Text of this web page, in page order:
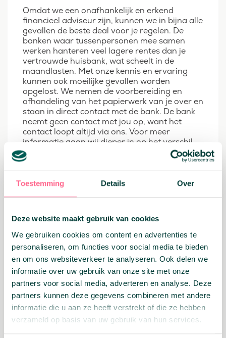
Toestemming Details Over
Deze website maakt gebruik van cookies
We gebruiken cookies om content en advertenties te
personaliseren, om functies voor social media te bieden
en om ons websiteverkeer te analyseren. Ook delen we
informatie over uw gebruik van onze site met onze
partners voor social media, adverteren en analyse. Deze
partners kunnen deze gegevens combineren met andere
informatie die u aan ze heeft verstrekt of die ze hebben
verzameld op basis van uw gebruik van hun services.
Omdat we een onafhankelijk en erkend
financieel adviseur zijn, kunnen we in bijna alle
gevallen de beste deal voor je regelen. De
banken waar tussenpersonen mee samen
werken hanteren veel lagere rentes dan je
vertrouwde huisbank, wat scheelt in de
maandlasten. Met onze kennis en ervaring
kunnen ook moeilijke gevallen worden
opgelost. We nemen de voorbereiding en
afhandeling van het papierwerk van je over en
staan in direct contact met de bank. De bank
neemt geen contact met jou op, want het
contact loopt altijd via ons. Voor meer
informatie gaan wij dieper in op het verschil
tussen een afhankelijke en onafhankelijke
adviseur in
Wat is een persoonlijke
lening: De looptijd
Je spreekt bij het afsluiten van je persoonlijke
looptijd, hoe meer je maandelijks moet
afbetalen, maar des te sneller ben je van je
lening af. Als je je lening oversluit kun je
ervoor kiezen om je looptijd te verlengen,
waardoor je maandlasten een stuk lager
zullen uitvallen, maar je hangt wel langer aan
de lening vast. Voor meer informatie over de
looptijd van de persoonlijke lening, kun je
terecht bij dit artikel.